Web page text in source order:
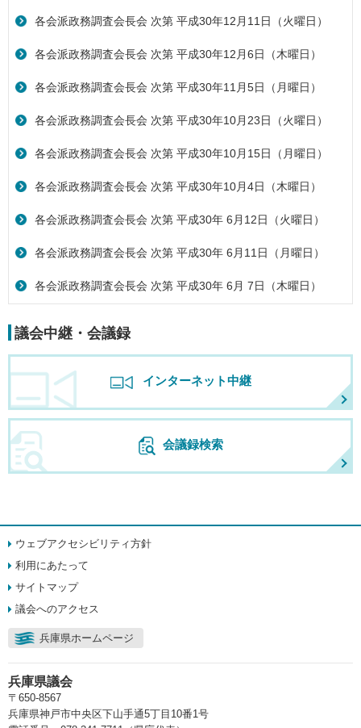
各会派政務調査会長会 次第 平成30年12月11日（火曜日）
各会派政務調査会長会 次第 平成30年12月6日（木曜日）
各会派政務調査会長会 次第 平成30年11月5日（月曜日）
各会派政務調査会長会 次第 平成30年10月23日（火曜日）
各会派政務調査会長会 次第 平成30年10月15日（月曜日）
各会派政務調査会長会 次第 平成30年10月4日（木曜日）
各会派政務調査会長会 次第 平成30年 6月12日（火曜日）
各会派政務調査会長会 次第 平成30年 6月11日（月曜日）
各会派政務調査会長会 次第 平成30年 6月 7日（木曜日）
議会中継・会議録
インターネット中継
会議録検索
ウェブアクセシビリティ方針
利用にあたって
サイトマップ
議会へのアクセス
兵庫県ホームページ
兵庫県議会
〒650-8567
兵庫県神戸市中央区下山手通5丁目10番1号